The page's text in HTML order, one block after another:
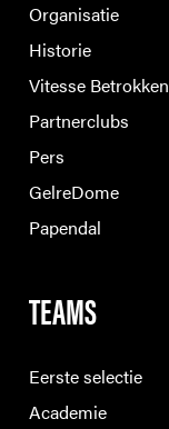
Organisatie
Historie
Vitesse Betrokken
Partnerclubs
Pers
GelreDome
Papendal
TEAMS
Eerste selectie
Academie